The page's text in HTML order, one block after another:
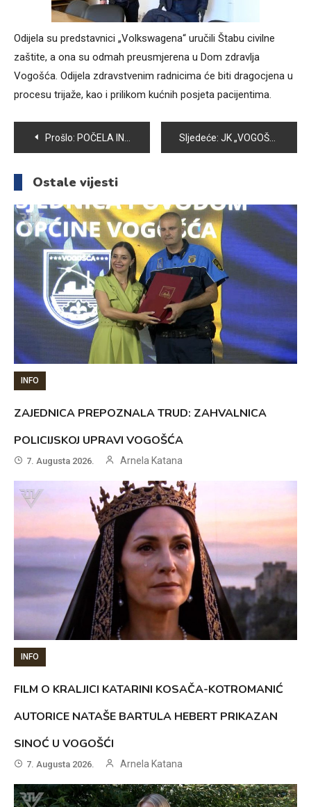
Odijela su predstavnici „Volkswagena“ uručili Štabu civilne
zaštite, a ona su odmah preusmjerena u Dom zdravlja
Vogošća. Odijela zdravstvenim radnicima će biti dragocjena u
procesu trijaže, kao i prilikom kućnih posjeta pacijentima.
Navigacija
članaka
Prošlo: POČELA INSPEKCIJSKA KONTROLA PČELINJAKA, OBAVEZNE PREVENTIVNE I DIJAGNOSTIČKE MJERE ZA ZAŠTITU ZDRAVLJA PČELINJIH ZAJEDNICA Sljedeće: JK „VOGOŠĆA“: U VRIJEME PANDEMIJE INDIVIDUALNI TRENINZI ZAMIJENILI SU GRUPNE
Ostale vijesti
INFO
ZAJEDNICA PREPOZNALA TRUD: ZAHVALNICA
POLICIJSKOJ UPRAVI VOGOŠĆA
7. Augusta 2026. Arnela Katana
INFO
FILM O KRALJICI KATARINI KOSAČA-KOTROMANIĆ
AUTORICE NATAŠE BARTULA HEBERT PRIKAZAN
SINOĆ U VOGOŠĆI
7. Augusta 2026. Arnela Katana